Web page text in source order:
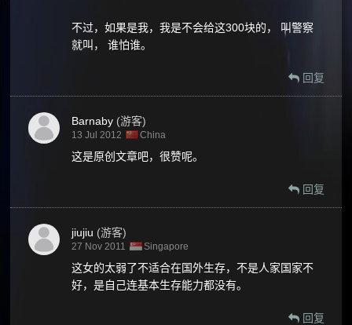
不过，如果是我，我是不会给这300块的， 叫警察
就叫， 谁怕谁。
回复
Barnaby (游客)
13 Jul 2012 China
这是原创文章吧，很赞呢。
回复
jiujiu (游客)
27 Nov 2011 Singapore
这女的太弱了不适合在国外生存，不是人家国家不
好，是自己连基本生存能力都没有。
回复